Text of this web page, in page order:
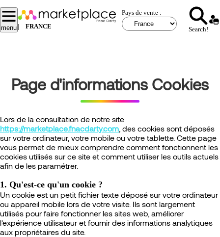
Aller
au
contenu
principal
menu | FRANCE
Pays de vente :
Search!
Page d'informations Cookies
Lors de la consultation de notre site
https://marketplace.fnacdarty.com , des cookies sont déposés
sur votre ordinateur, votre mobile ou votre tablette. Cette page
vous permet de mieux comprendre comment fonctionnent les
cookies utilisés sur ce site et comment utiliser les outils actuels
afin de les paramétrer.
1. Qu'est-ce qu'un cookie ?
Un cookie est un petit fichier texte déposé sur votre ordinateur
ou appareil mobile lors de votre visite. Ils sont largement
utilisés pour faire fonctionner les sites web, améliorer
l'expérience utilisateur et fournir des informations analytiques
aux propriétaires du site.